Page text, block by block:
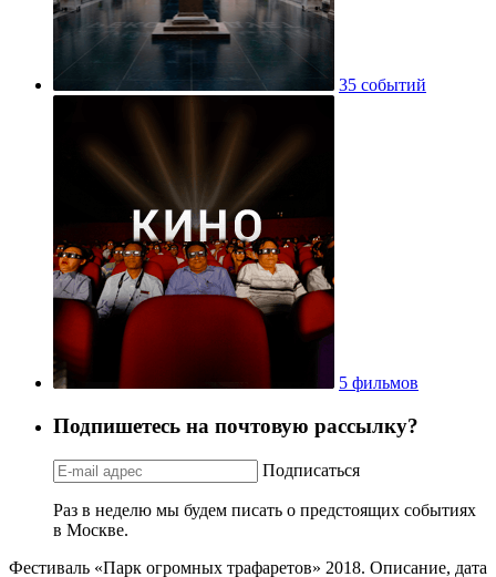
35 событий
5 фильмов
Подпишетесь на почтовую рассылку?
Подписаться
Раз в неделю мы будем писать о предстоящих событиях
в Москве.
Фестиваль «Парк огромных трафаретов» 2018. Описание, дата